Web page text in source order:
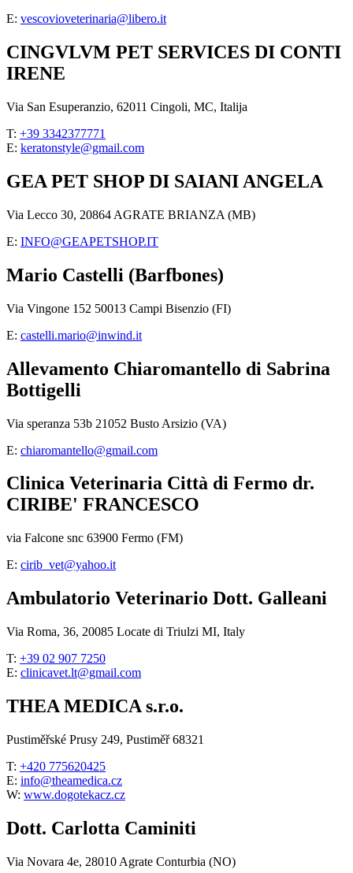
E: vescovioveterinaria@libero.it
CINGVLVM PET SERVICES DI CONTI
IRENE
Via San Esuperanzio, 62011 Cingoli, MC, Italija
T: +39 3342377771
E: keratonstyle@gmail.com
GEA PET SHOP DI SAIANI ANGELA
Via Lecco 30, 20864 AGRATE BRIANZA (MB)
E: INFO@GEAPETSHOP.IT
Mario Castelli (Barfbones)
Via Vingone 152 50013 Campi Bisenzio (FI)
E: castelli.mario@inwind.it
Allevamento Chiaromantello di Sabrina
Bottigelli
Via speranza 53b 21052 Busto Arsizio (VA)
E: chiaromantello@gmail.com
Clinica Veterinaria Città di Fermo dr.
CIRIBE' FRANCESCO
via Falcone snc 63900 Fermo (FM)
E: cirib_vet@yahoo.it
Ambulatorio Veterinario Dott. Galleani
Via Roma, 36, 20085 Locate di Triulzi MI, Italy
T: +39 02 907 7250
E: clinicavet.lt@gmail.com
THEA MEDICA s.r.o.
Pustiměřské Prusy 249, Pustiměř 68321
T: +420 775620425
E: info@theamedica.cz
W: www.dogotekacz.cz
Dott. Carlotta Caminiti
Via Novara 4e, 28010 Agrate Conturbia (NO)